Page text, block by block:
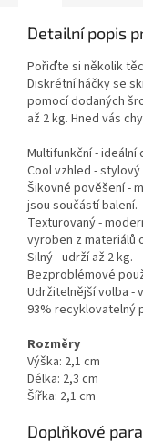
Detailní popis
Pořiďte si několik
Diskrétní háčky se
pomocí dodaných
až 2 kg. Hned vás
Multifunkční -
Cool vzhled -
Šikovné pověšení -
jsou součástí balení.
Texturovaný -
vyroben z materiálů
Silný - udrží až 2 kg.
Bezproblémové
Udržitelnější volba -
93% recyklovatelný
Rozměry
Výška: 2,1 cm
Délka: 2,3 cm
Šířka: 2,1 cm
Doplňkové